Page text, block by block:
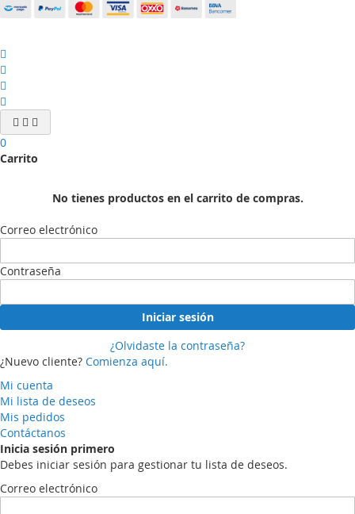
0
Carrito
No tienes productos en el carrito de compras.
Correo electrónico
Contraseña
Iniciar sesión
¿Olvidaste la contraseña?
¿Nuevo cliente? Comienza aquí.
Mi cuenta
Mi lista de deseos
Mis pedidos
Contáctanos
Inicia sesión primero
Debes iniciar sesión para gestionar tu lista de deseos.
Correo electrónico